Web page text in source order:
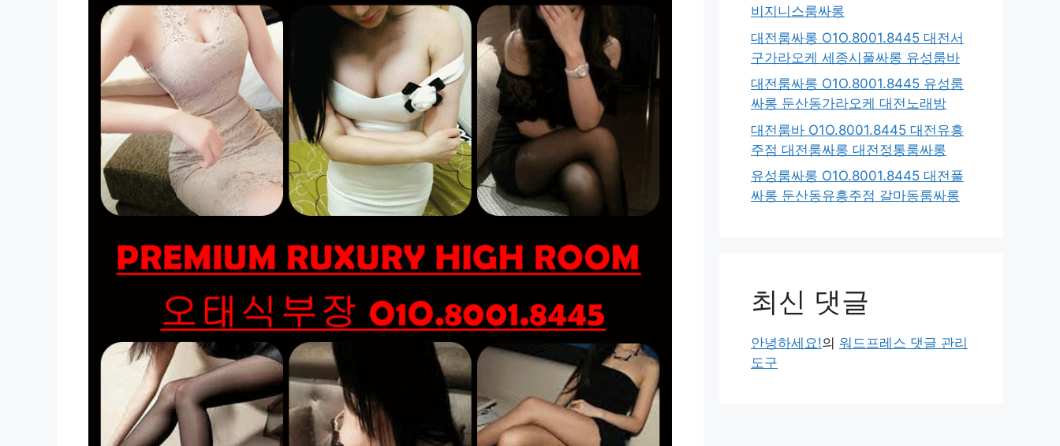
비지니스룸싸롱
대전룸싸롱 O1O.8001.8445 대전서
구가라오케 세종시풀싸롱 유성룸바
대전룸싸롱 O1O.8001.8445 유성룸
싸롱 둔산동가라오케 대전노래방
대전룸바 O1O.8001.8445 대전유흥
주점 대전룸싸롱 대전정통룸싸롱
유성룸싸롱 O1O.8001.8445 대전풀
싸롱 둔산동유흥주점 갈마동룸싸롱
최신 댓글
안녕하세요!의 워드프레스 댓글 관리
도구